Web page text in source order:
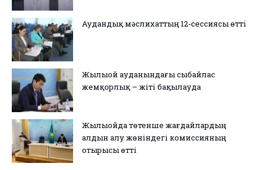
Аудандық мәслихаттың 12-сессиясы өтті
Жылыой ауданындағы сыбайлас
жемқорлық – жіті бақылауда
Жылыойда төтенше жағдайлардың
алдын алу жөніндегі комиссияның
отырысы өтті